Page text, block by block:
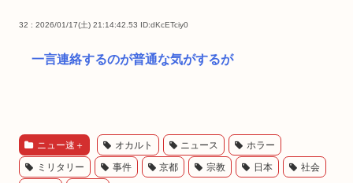
32 : 2026/01/17(土) 21:14:42.53 ID:dKcETciy0
一言連絡するのが普通な気がするが
ニュー速＋ オカルト ニュース ホラー
ミリタリー 事件 京都 宗教 日本
社会